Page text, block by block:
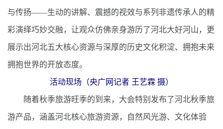
与传扬——生动的讲解、震撼的视效与系列非遗传承人的精
彩演绎巧妙交融，让观众仿佛亲身游历了河北大好河山，更
展示出河北五大核心资源与深厚的历史文化积淀、拥抱未来
拥抱世界的开放态度。
活动现场（央广网记者 王艺霖 摄）
随着秋季旅游旺季的到来，大会特别发布了河北秋季旅
游产品，涵盖河北核心旅游资源，自然风光游、文化体验